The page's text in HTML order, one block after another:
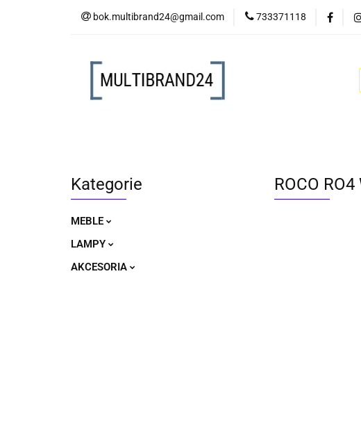
bok.multibrand24@gmail.com 733371118
MEBLE LAMPY
Kategorie
MEBLE
LAMPY
AKCESORIA
ROCO